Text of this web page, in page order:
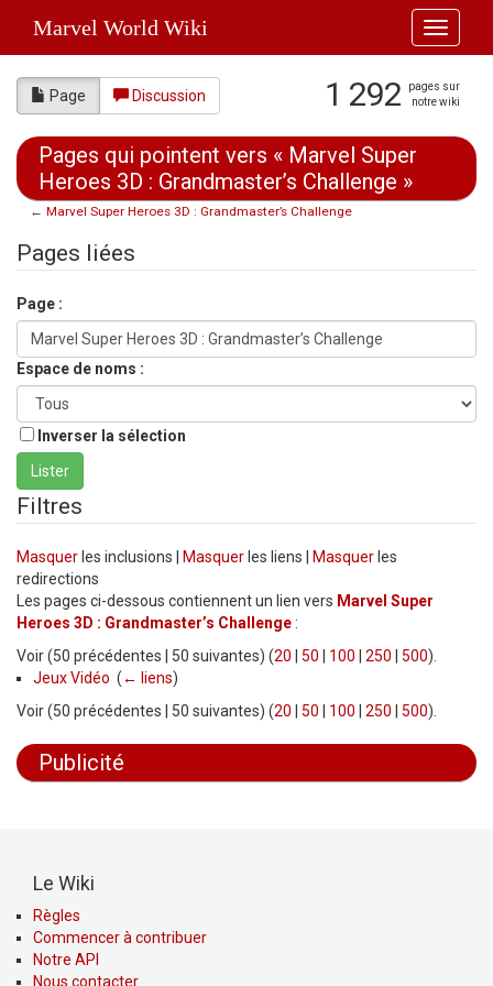
Toggle
Marvel World Wiki
Page Discussion 1 292
pages sur
notre wiki
Pages qui pointent vers « Marvel Super
Heroes 3D : Grandmaster’s Challenge »
← Marvel Super Heroes 3D : Grandmaster’s Challenge
Pages liées
Page :
Espace de noms :
Inverser la sélection
Filtres
Masquer les inclusions | Masquer les liens | Masquer les
redirections
Les pages ci-dessous contiennent un lien vers Marvel Super
Heroes 3D : Grandmaster’s Challenge :
Voir (50 précédentes | 50 suivantes) (20 50 100 250 500).
Jeux Vidéo ( ← liens)
Voir (50 précédentes | 50 suivantes) (20 50 100 250 500).
Publicité
Le Wiki
Règles
Commencer à contribuer
Notre API
Nous contacter